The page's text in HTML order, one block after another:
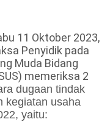
11 Oktober 2023,
Penyidik pada
Muda Bidang
memeriksa 2
dugaan tindak
kegiatan usaha
yaitu: